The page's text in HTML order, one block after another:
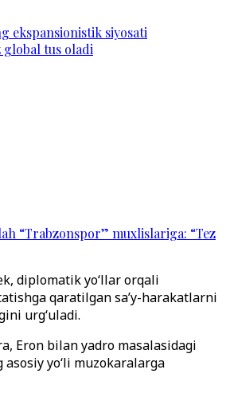
ekspansionistik siyosati
global tus oladi
“Trabzonspor” muxlislariga: “Tez
diplomatik yo‘llar orqali
qaratilgan sa’y-harakatlarni
urg‘uladi.
Eron bilan yadro masalasidagi
yo‘li muzokaralarga